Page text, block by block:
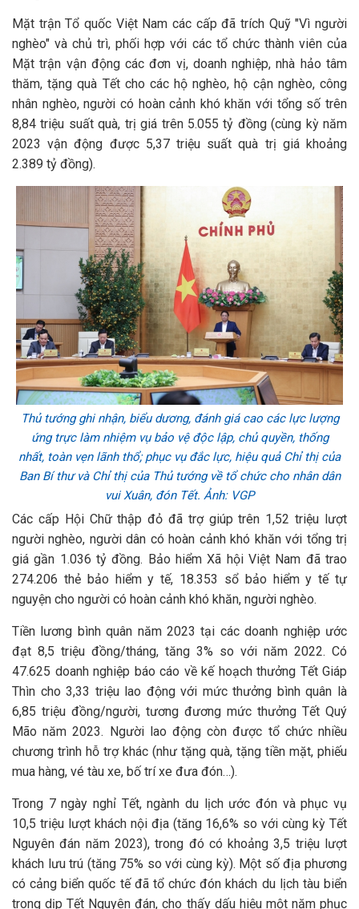
Mặt trận Tổ quốc Việt Nam các cấp đã trích Quỹ "Vì người
nghèo" và chủ trì, phối hợp với các tổ chức thành viên của
Mặt trận vận động các đơn vị, doanh nghiệp, nhà hảo tâm
thăm, tặng quà Tết cho các hộ nghèo, hộ cận nghèo, công
nhân nghèo, người có hoàn cảnh khó khăn với tổng số trên
8,84 triệu suất quà, trị giá trên 5.055 tỷ đồng (cùng kỳ năm
2023 vận động được 5,37 triệu suất quà trị giá khoảng
2.389 tỷ đồng).
Thủ tướng ghi nhận, biểu dương, đánh giá cao các lực lượng
ứng trực làm nhiệm vụ bảo vệ độc lập, chủ quyền, thống
nhất, toàn vẹn lãnh thổ; phục vụ đắc lực, hiệu quả Chỉ thị của
Ban Bí thư và Chỉ thị của Thủ tướng về tổ chức cho nhân dân
vui Xuân, đón Tết. Ảnh: VGP
Các cấp Hội Chữ thập đỏ đã trợ giúp trên 1,52 triệu lượt
người nghèo, người dân có hoàn cảnh khó khăn với tổng trị
giá gần 1.036 tỷ đồng. Bảo hiểm Xã hội Việt Nam đã trao
274.206 thẻ bảo hiểm y tế, 18.353 sổ bảo hiểm y tế tự
nguyện cho người có hoàn cảnh khó khăn, người nghèo.
Tiền lương bình quân năm 2023 tại các doanh nghiệp ước
đạt 8,5 triệu đồng/tháng, tăng 3% so với năm 2022. Có
47.625 doanh nghiệp báo cáo về kế hoạch thưởng Tết Giáp
Thìn cho 3,33 triệu lao động với mức thưởng bình quân là
6,85 triệu đồng/người, tương đương mức thưởng Tết Quý
Mão năm 2023. Người lao động còn được tổ chức nhiều
chương trình hỗ trợ khác (như tặng quà, tặng tiền mặt, phiếu
mua hàng, vé tàu xe, bố trí xe đưa đón…).
Trong 7 ngày nghỉ Tết, ngành du lịch ước đón và phục vụ
10,5 triệu lượt khách nội địa (tăng 16,6% so với cùng kỳ Tết
Nguyên đán năm 2023), trong đó có khoảng 3,5 triệu lượt
khách lưu trú (tăng 75% so với cùng kỳ). Một số địa phương
có cảng biển quốc tế đã tổ chức đón khách du lịch tàu biển
trong dịp Tết Nguyên đán, cho thấy dấu hiệu một năm phục